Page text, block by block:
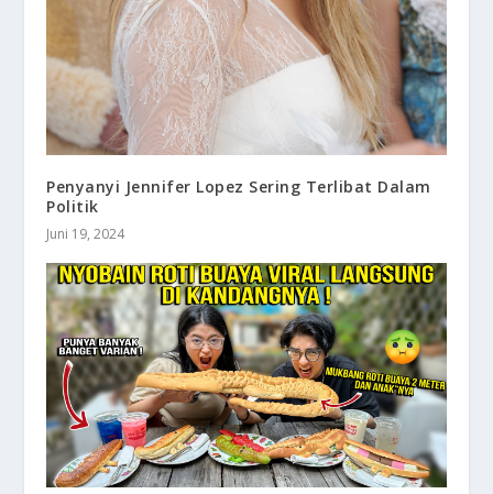
Penyanyi Jennifer Lopez Sering Terlibat Dalam
Politik
Juni 19, 2024